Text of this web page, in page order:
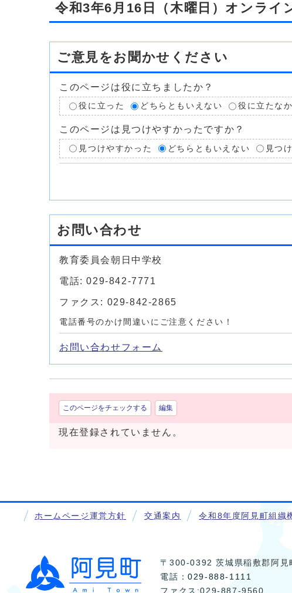
令和3年6月16日（木曜日）オンライ
ご意見をお聞かせください
このページは役に立ちましたか？
役に立った どちらともいえない 役に立たな
このページは見つけやすかったですか？
見つけやすかった どちらともいえない 見つ
お問い合わせ
教育委員会朝日中学校
電話: 029-842-7771
ファクス: 029-842-2865
電話番号のかけ間違いにご注意ください！
お問い合わせフォーム
このページをチェックする 編集
現在登録されていません。
ホームページ運営方針 交通案内 令和8年度阿見町組織
〒300-0392 茨城県稲敷郡阿見
電話：029-888-1111
ファクス:029-887-9560